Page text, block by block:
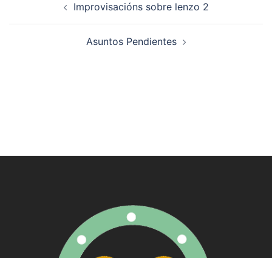
Improvisacións sobre lenzo 2
Asuntos Pendientes